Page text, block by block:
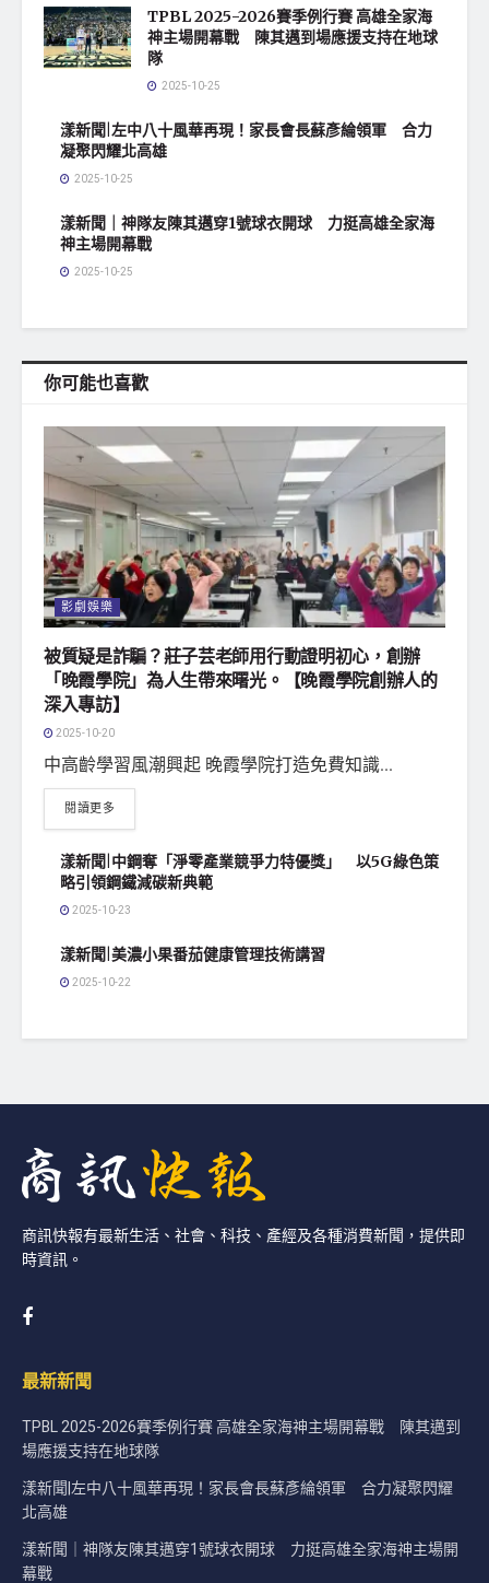
TPBL 2025-2026賽季例行賽 高雄全家海
神主場開幕戰 陳其邁到場應援支持在地球
隊
2025-10-25
漾新聞|左中八十風華再現！家長會長蘇彥綸領軍 合力
凝聚閃耀北高雄
2025-10-25
漾新聞｜神隊友陳其邁穿1號球衣開球 力挺高雄全家海
神主場開幕戰
2025-10-25
你可能也喜歡
影劇娛樂
被質疑是詐騙？莊子芸老師用行動證明初心，創辦
「晚霞學院」為人生帶來曙光。【晚霞學院創辦人的
深入專訪】
2025-10-20
中高齡學習風潮興起 晚霞學院打造免費知識...
閱讀更多
漾新聞|中鋼奪「淨零產業競爭力特優獎」 以5G綠色策
略引領鋼鐵減碳新典範
2025-10-23
漾新聞|美濃小果番茄健康管理技術講習
2025-10-22
商訊快報有最新生活、社會、科技、產經及各種消費新聞，提供即
時資訊。
最新新聞
TPBL 2025-2026賽季例行賽 高雄全家海神主場開幕戰 陳其邁到
場應援支持在地球隊
漾新聞|左中八十風華再現！家長會長蘇彥綸領軍 合力凝聚閃耀
北高雄
漾新聞｜神隊友陳其邁穿1號球衣開球 力挺高雄全家海神主場開
幕戰